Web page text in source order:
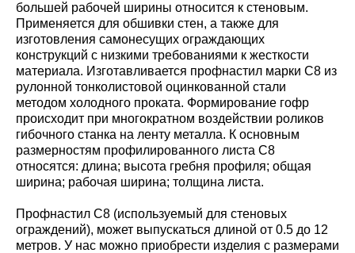
большей рабочей ширины относится к стеновым.
Применяется для обшивки стен, а также для
изготовления самонесущих ограждающих
конструкций с низкими требованиями к жесткости
материала. Изготавливается профнастил марки С8 из
рулонной тонколистовой оцинкованной стали
методом холодного проката. Формирование гофр
происходит при многократном воздействии роликов
гибочного станка на ленту металла. К основным
размерностям профилированного листа С8
относятся: длина; высота гребня профиля; общая
ширина; рабочая ширина; толщина листа.
Профнастил С8 (используемый для стеновых
ограждений), может выпускаться длиной от 0.5 до 12
метров. У нас можно приобрести изделия с размерами